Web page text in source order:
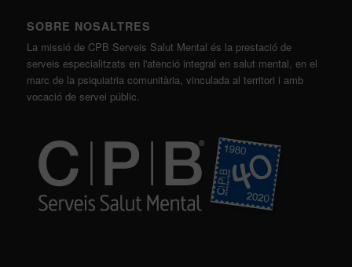
SOBRE NOSALTRES
La missió de CPB Serveis Salut Mental és la prestació de
serveis especialitzats en l'atenció integral en salut mental, en el
marc de la psiquiatria comunitària, vinculada al territori i amb
vocació de servei públic.